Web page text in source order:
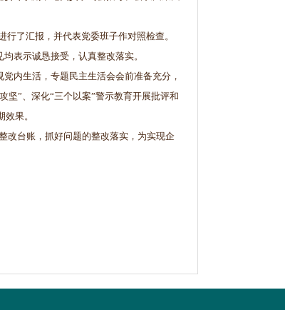
了汇报，并代表党委班子作对照检查。
表示诚恳接受，认真整改落实。
内生活，专题民主生活会会前准备充分，
坚”、深化“三个以案”警示教育开展批评和
果。
台账，抓好问题的整改落实，为实现企